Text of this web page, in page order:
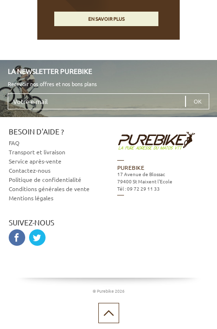
EN SAVOIR PLUS
LA NEWSLETTER PUREBIKE
Recevoir nos offres et nos bons plans
Votre
e-
mail
BESOIN D'AIDE ?
FAQ
Transport et livraison
Service après-vente
Contactez-nous
Politique de confidentialité
Conditions générales de vente
Mentions légales
SUIVEZ-NOUS
PUREBIKE
17 Avenue de Blossac
79400 St Maixent l'Ecole
Tél :09 72 29 11 33
© Purebike 2026